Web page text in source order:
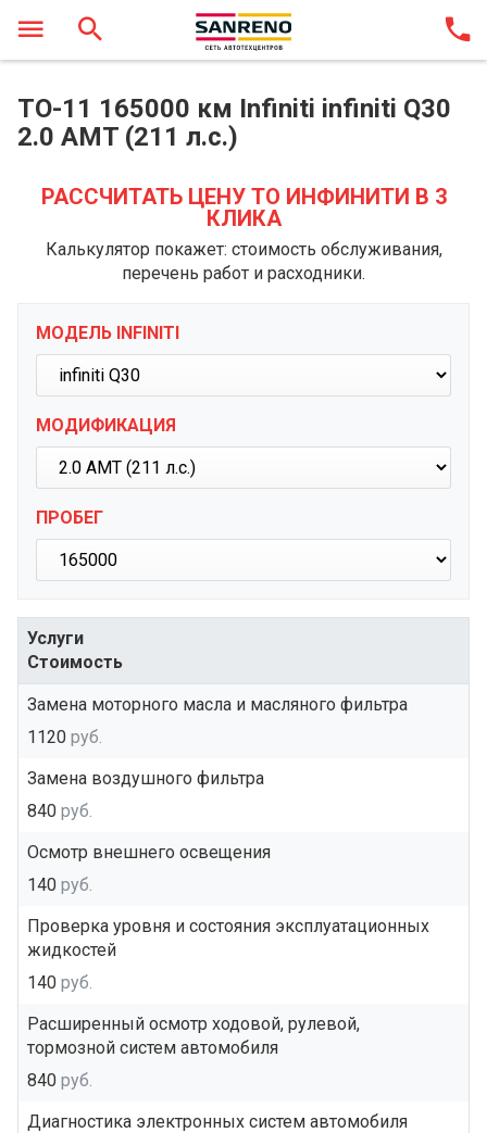
ТО-11 165000 км Infiniti infiniti Q30
2.0 AMT (211 л.с.)
РАССЧИТАТЬ ЦЕНУ ТО ИНФИНИТИ В 3
КЛИКА
Калькулятор покажет: стоимость обслуживания,
перечень работ и расходники.
МОДЕЛЬ INFINITI
МОДИФИКАЦИЯ
ПРОБЕГ
Услуги
Стоимость
Замена моторного масла и масляного фильтра
1120 руб.
Замена воздушного фильтра
840 руб.
Осмотр внешнего освещения
140 руб.
Проверка уровня и состояния эксплуатационных
жидкостей
140 руб.
Расширенный осмотр ходовой, рулевой,
тормозной систем автомобиля
840 руб.
Диагностика электронных систем автомобиля